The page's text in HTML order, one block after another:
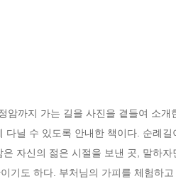
까지 가는 길을 사진을 곁들여 소
닐 수 있도록 안내한 책이다. 순례
자신의 젊은 시절을 보낸 곳, 말하
기도 하다. 부처님의 가피를 체험하